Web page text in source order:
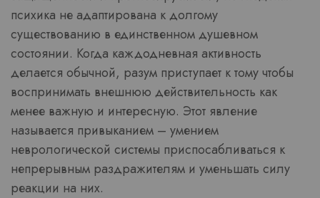
психика не адаптирована к долгому
существованию в единственном душевном
состоянии. Когда каждодневная активность
делается обычной, разум приступает к тому чтобы
воспринимать внешнюю действительность как
менее важную и интересную. Этот явление
называется привыканием – умением
неврологической системы приспосабливаться к
непрерывным раздражителям и уменьшать силу
реакции на них.